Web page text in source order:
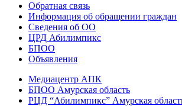
Обратная связь
Информация об обращении граждан
Сведения об ОО
ЦРД Абилимпикс
БПОО
Объявления
Медиацентр АПК
БПОО Амурская область
РЦД “Абилимпикс” Амурская